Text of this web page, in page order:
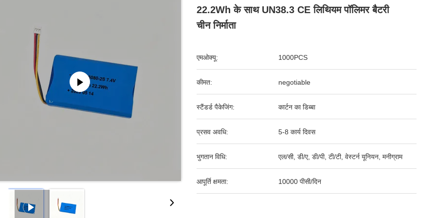
22.2Wh के साथ UN38.3 CE लिथियम पॉलिमर बैटरी
चीन निर्माता
एमओक्यू: 1000PCS
कीमत: negotiable
स्टैंडर्ड पैकेजिंग: कार्टन का डिब्बा
प्रसव अवधि: 5-8 कार्य दिवस
भुगतान विधि: एल/सी, डी/ए, डी/पी, टी/टी, वेस्टर्न यूनियन, मनीग्राम
आपूर्ति क्षमता: 10000 पीसी/दिन